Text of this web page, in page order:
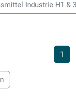
Industrie H1 &
1